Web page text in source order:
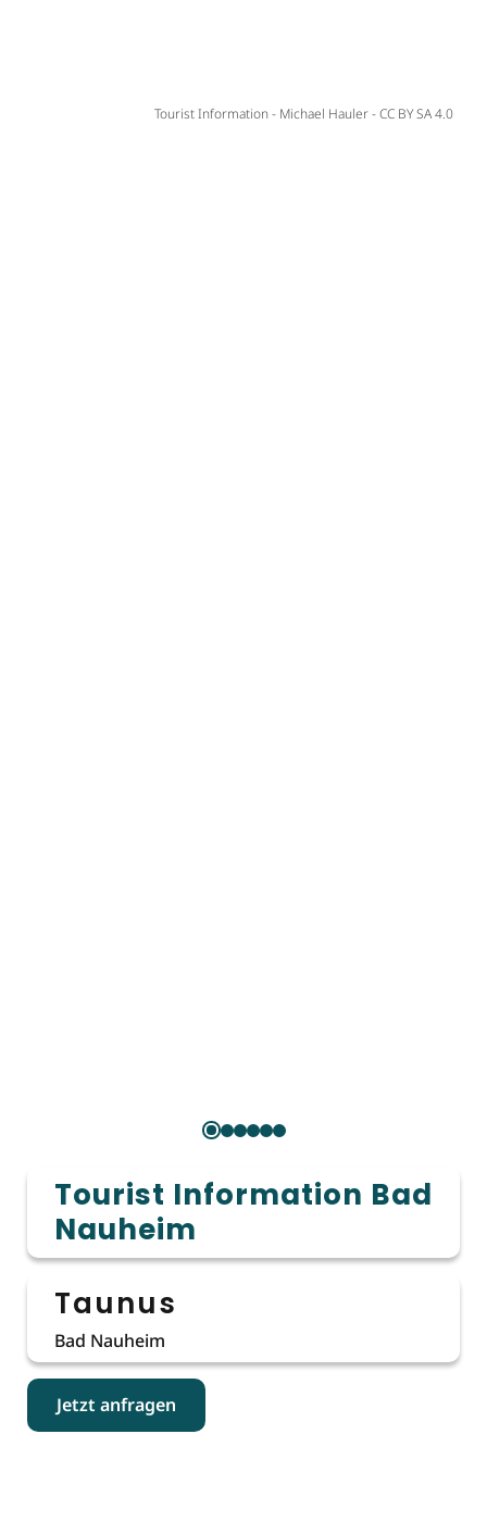
Tourist Information Bad
Nauheim
Taunus
Bad Nauheim
Jetzt anfragen
Tourist Information - Michael Hauler - CC BY SA 4.0